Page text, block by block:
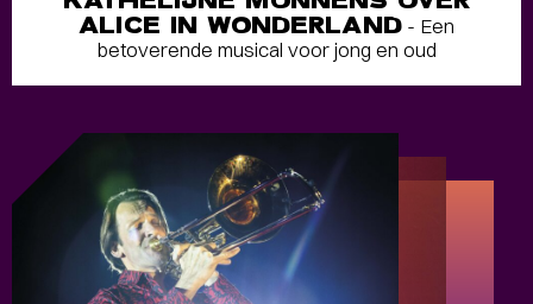
ALICE IN WONDERLAND- Een
betoverende musical voor jong en oud